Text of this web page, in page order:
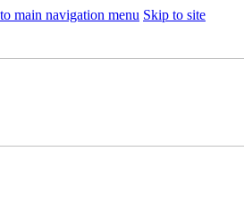
main navigation menu Skip to site